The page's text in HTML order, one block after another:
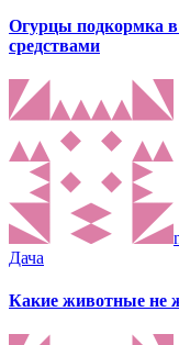
Огурцы подкормка
средствами
Дача
Какие животные не